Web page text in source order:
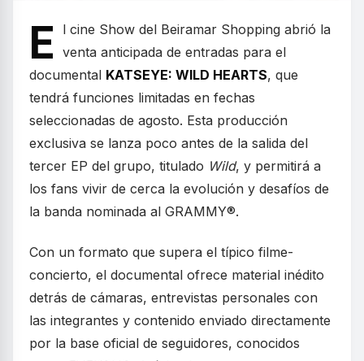
E
l cine Show del Beiramar Shopping abrió la
venta anticipada de entradas para el
documental KATSEYE: WILD HEARTS, que
tendrá funciones limitadas en fechas
seleccionadas de agosto. Esta producción
exclusiva se lanza poco antes de la salida del
tercer EP del grupo, titulado Wild, y permitirá a
los fans vivir de cerca la evolución y desafíos de
la banda nominada al GRAMMY®.
Con un formato que supera el típico filme-
concierto, el documental ofrece material inédito
detrás de cámaras, entrevistas personales con
las integrantes y contenido enviado directamente
por la base oficial de seguidores, conocidos